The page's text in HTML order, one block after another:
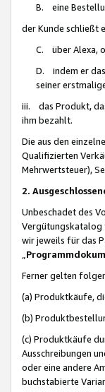
B. eine
der Kunde schließt
C. über Alexa,
D. indem er
seiner
iii. das Produkt,
ihm bezahlt.
Die aus den
Qualifizierten
Mehrwertsteuer),
2.
Unbeschadet des
Vergütungskatalog
wir jeweils für das
Ferner gelten
(a) Produktkäufe,
(b)
(c) Produktkäufe
Ausschreibungen
oder eine andere
buchstabierte